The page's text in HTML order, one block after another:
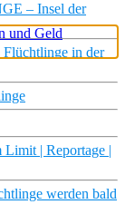
– Insel der
Flüchtlinge in der
Limit | Reportage |
werden bald